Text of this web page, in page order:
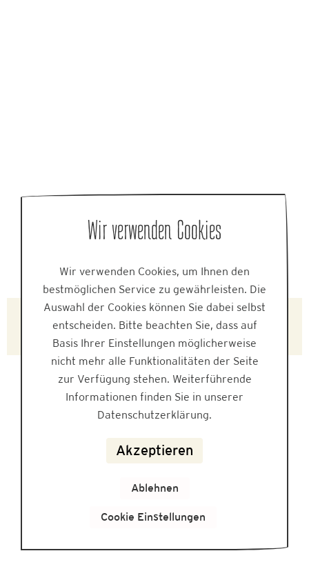
L224147
Wir verwenden Cookies
Wir verwenden Cookies, um Ihnen den
bestmöglichen Service zu gewährleisten. Die
Auswahl der Cookies können Sie dabei selbst
entscheiden. Bitte beachten Sie, dass auf
Basis Ihrer Einstellungen möglicherweise
nicht mehr alle Funktionalitäten der Seite
zur Verfügung stehen. Weiterführende
Informationen finden Sie in unserer
Datenschutzerklärung.
Akzeptieren
Ablehnen
Cookie Einstellungen